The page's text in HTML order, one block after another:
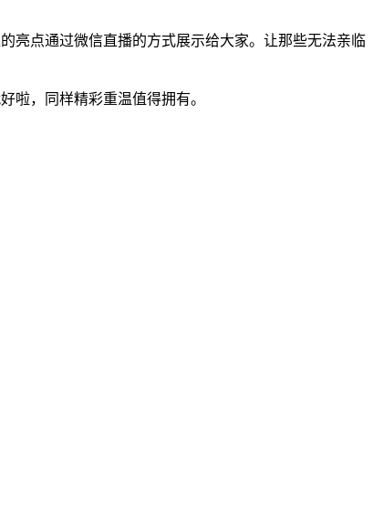
亮点通过微信直播的方式展示给大家。让那些无法亲临
啦，同样精彩重温值得拥有。